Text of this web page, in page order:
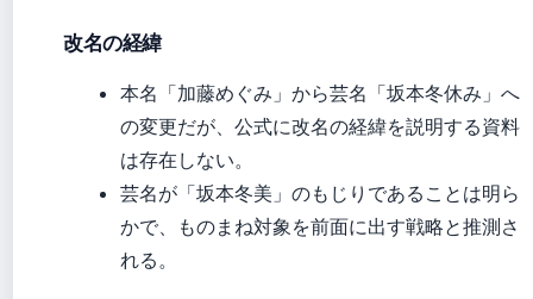
改名の経緯
本名「加藤めぐみ」から芸名「坂本冬休み」へ
の変更だが、公式に改名の経緯を説明する資料
は存在しない。
芸名が「坂本冬美」のもじりであることは明ら
かで、ものまね対象を前面に出す戦略と推測さ
れる。